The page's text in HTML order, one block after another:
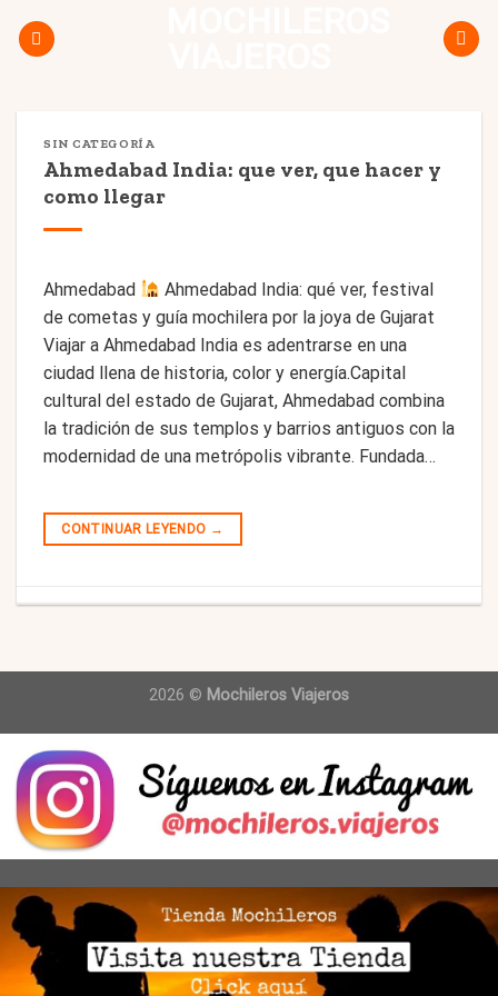
SIN CATEGORÍA
Ahmedabad India: que ver, que hacer y
como llegar
Ahmedabad
Ahmedabad India: qué ver, festival
de cometas y guía mochilera por la joya de Gujarat
Viajar a Ahmedabad India es adentrarse en una
ciudad llena de historia, color y energía.Capital
cultural del estado de Gujarat, Ahmedabad combina
la tradición de sus templos y barrios antiguos con la
modernidad de una metrópolis vibrante. Fundada…
CONTINUAR LEYENDO →
2026 © Mochileros Viajeros